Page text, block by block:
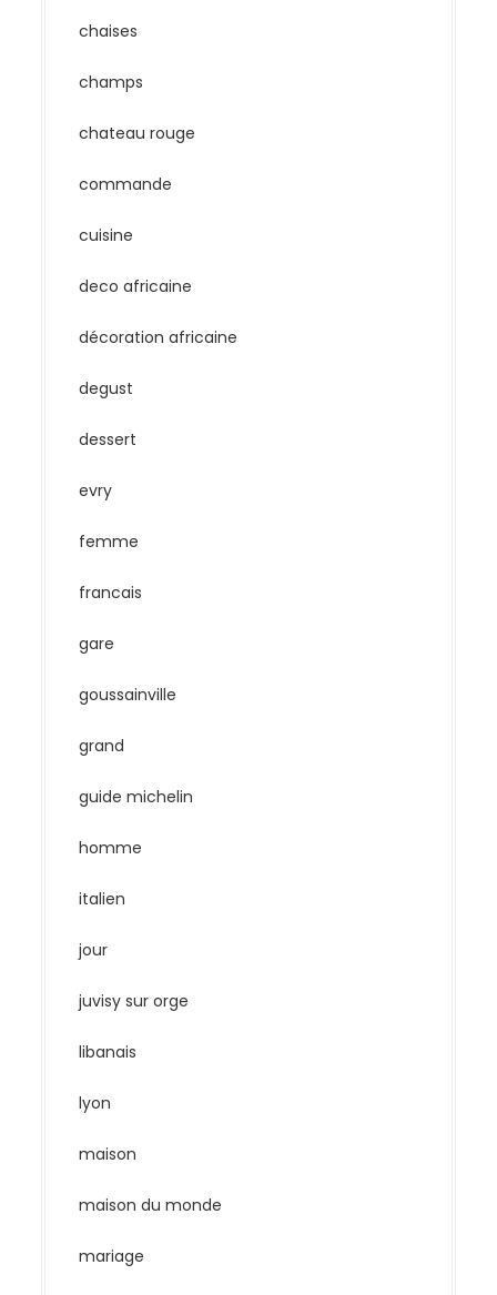
chaises
champs
chateau rouge
commande
cuisine
deco africaine
décoration africaine
degust
dessert
evry
femme
francais
gare
goussainville
grand
guide michelin
homme
italien
jour
juvisy sur orge
libanais
lyon
maison
maison du monde
mariage